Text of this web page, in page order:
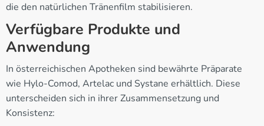
die den natürlichen Tränenfilm stabilisieren.
Verfügbare Produkte und
Anwendung
In österreichischen Apotheken sind bewährte Präparate
wie Hylo-Comod, Artelac und Systane erhältlich. Diese
unterscheiden sich in ihrer Zusammensetzung und
Konsistenz: